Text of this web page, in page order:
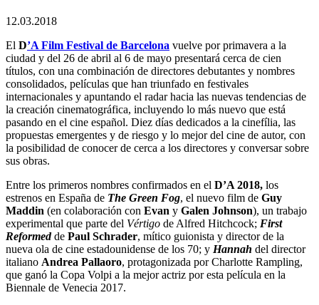
12.03.2018
El D’A Film Festival de Barcelona vuelve por primavera a la
ciudad y del 26 de abril al 6 de mayo presentará cerca de cien
títulos, con una combinación de directores debutantes y nombres
consolidados, películas que han triunfado en festivales
internacionales y apuntando el radar hacia las nuevas tendencias de
la creación cinematográfica, incluyendo lo más nuevo que está
pasando en el cine español. Diez días dedicados a la cinefília, las
propuestas emergentes y de riesgo y lo mejor del cine de autor, con
la posibilidad de conocer de cerca a los directores y conversar sobre
sus obras.
Entre los primeros nombres confirmados en el D’A 2018, los
estrenos en España de The Green Fog, el nuevo film de Guy
Maddin (en colaboración con Evan y Galen Johnson), un trabajo
experimental que parte del Vértigo de Alfred Hitchcock; First
Reformedde Paul Schrader, mítico guionista y director de la
nueva ola de cine estadounidense de los 70; y Hannah del director
italiano Andrea Pallaoro, protagonizada por Charlotte Rampling,
que ganó la Copa Volpi a la mejor actriz por esta película en la
Biennale de Venecia 2017.